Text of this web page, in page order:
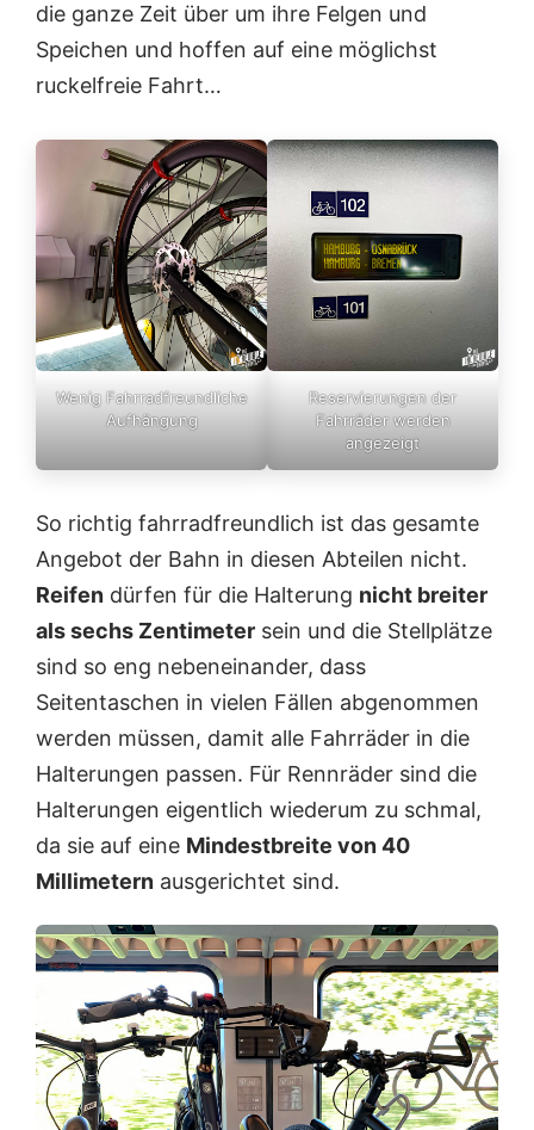
die ganze Zeit über um ihre Felgen und
Speichen und hoffen auf eine möglichst
ruckelfreie Fahrt…
Wenig Fahrradfreundliche
Aufhängung
Reservierungen der
Fahrräder werden
angezeigt
So richtig fahrradfreundlich ist das gesamte
Angebot der Bahn in diesen Abteilen nicht.
Reifen dürfen für die Halterung nicht breiter
als sechs Zentimeter sein und die Stellplätze
sind so eng nebeneinander, dass
Seitentaschen in vielen Fällen abgenommen
werden müssen, damit alle Fahrräder in die
Halterungen passen. Für Rennräder sind die
Halterungen eigentlich wiederum zu schmal,
da sie auf eine Mindestbreite von 40
Millimetern ausgerichtet sind.